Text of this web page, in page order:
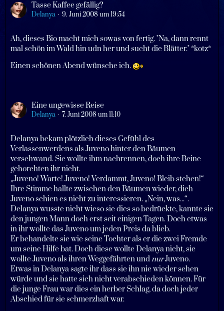
Tasse Kaffee gefällig?
Delanya 9. Juni 2008 um 19:54
Ah, dieses Bio macht mich sowas von fertig. "Na, dann rennt
mal schön im Wald hin udn her und sucht die Blätter." *kotz*
Einen schönen Abend wünsche ich.
Eine ungewisse Reise
Delanya 7. Juni 2008 um 11:10
Delanya bekam plötzlich dieses Gefühl des
Verlassenwerdens als Juveno hinter den Bäumen
verschwand. Sie wollte ihm nachrennen, doch ihre Beine
gehorchten ihr nicht.
„Juveno! Warte! Juveno! Verdammt, Juveno! Bleib stehen!“
Ihre Stimme hallte zwischen den Bäumen wieder, dich
Juveno schien es nicht zu interessieren. „Nein, was...“.
Delanya wusste nicht wieso sie dies so bedrückte, kannte sie
den jungen Mann doch erst seit einigen Tagen. Doch etwas
in ihr wollte das Juveno um jeden Preis da blieb.
Er behandelte sie wie seine Tochter als er die zwei Fremde
um seine Hilfe bat. Doch diese wollte Delanya nicht, sie
wollte Juveno als ihren Weggefährten undnurJuveno.
Etwas in Delanya sagte ihr dass sie ihn nie wieder sehen
würde und sie hatte sich nicht verabschieden können. Für
die junge Frau war dies ein herber Schlag, da doch jeder
Abschied für sie schmerzhaft war.